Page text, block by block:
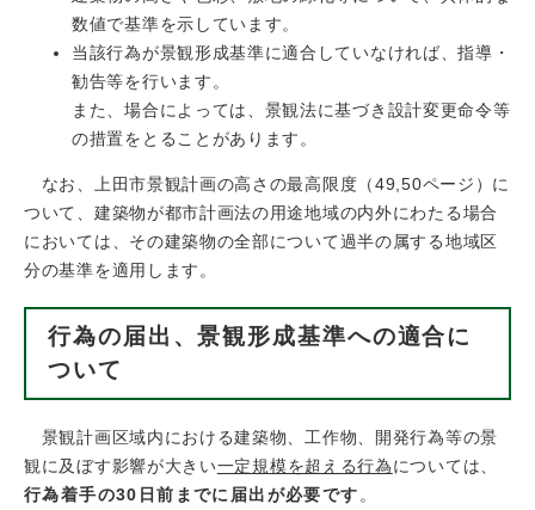
数値で基準を示しています。
当該行為が景観形成基準に適合していなければ、指導・
勧告等を行います。
また、場合によっては、景観法に基づき設計変更命令等
の措置をとることがあります。
なお、上田市景観計画の高さの最高限度（49,50ページ）に
ついて、建築物が都市計画法の用途地域の内外にわたる場合
においては、その建築物の全部について過半の属する地域区
分の基準を適用します。
行為の届出、景観形成基準への適合に
ついて
景観計画区域内における建築物、工作物、開発行為等の景
観に及ぼす影響が大きい一定規模を超える行為については、
行為着手の30日前までに届出が必要です 。